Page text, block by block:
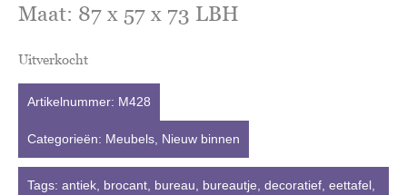
Maat: 87 x 57 x 73 LBH
Uitverkocht
Artikelnummer: M428
Categorieën: Meubels Nieuw binnen
Tags: antiek brocant bureau bureautje decoratief eettafel